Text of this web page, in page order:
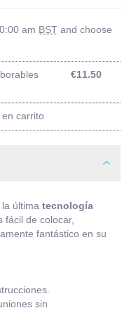
am BST and choose
€11.50
carrito
última tecnología
fácil de colocar,
fantástico en su
sin